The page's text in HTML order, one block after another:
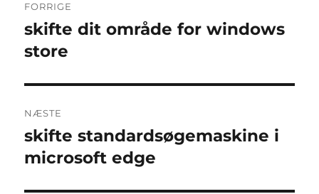
FORRIGE
Forrige
indlæg:
skifte dit område for windows
store
NÆSTE
Næste
indlæg:
skifte standardsøgemaskine i
microsoft edge